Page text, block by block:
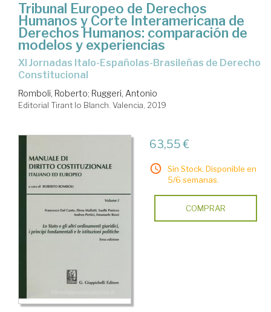
Tribunal Europeo de Derechos
Humanos y Corte Interamericana de
Derechos Humanos: comparación de
modelos y experiencias
XI Jornadas Italo-Españolas-Brasileñas de Derecho
Constitucional
Romboli, Roberto; Ruggeri, Antonio
Editorial Tirant lo Blanch. Valencia, 2019
63,55 €
Sin Stock. Disponible en
5/6 semanas.
COMPRAR